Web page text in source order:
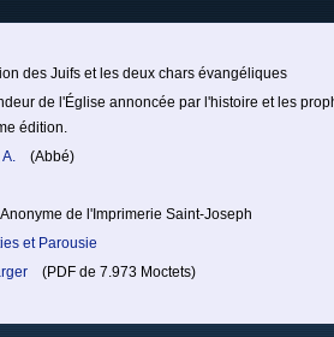
des Juifs et les deux chars évangéliques
de l'Église annoncée par l'histoire et les
édition.
(Abbé)
de l'Imprimerie Saint-Joseph
et Parousie
(PDF de 7.973 Moctets)